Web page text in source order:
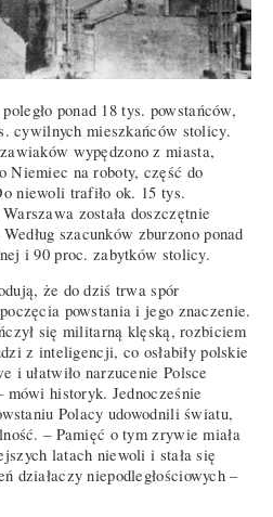
ponad 18 tys. powstańców,
cywilnych mieszkańców stolicy.
wypędzono z miasta,
Niemiec na roboty, część do
niewoli trafiło ok. 15 tys.
została doszczętnie
szacunków zburzono ponad
i 90 proc. zabytków stolicy.
że do dziś trwa spór
powstania i jego znaczenie.
się militarną klęską, rozbiciem
z inteligencji, co osłabiły polskie
i ułatwiło narzucenie Polsce
historyk. Jednocześnie
Polacy udowodnili światu,
– Pamięć o tym zrywie miała
latach niewoli i stała się
działaczy niepodległościowych –